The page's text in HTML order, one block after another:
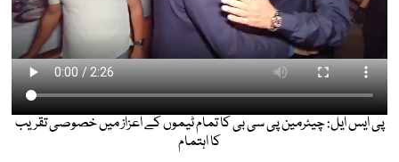
پی ایس ایل: چیئرمین پی سی بی کا تمام ٹیموں کے اعزاز میں خصوصی تقریب
کا اہتمام